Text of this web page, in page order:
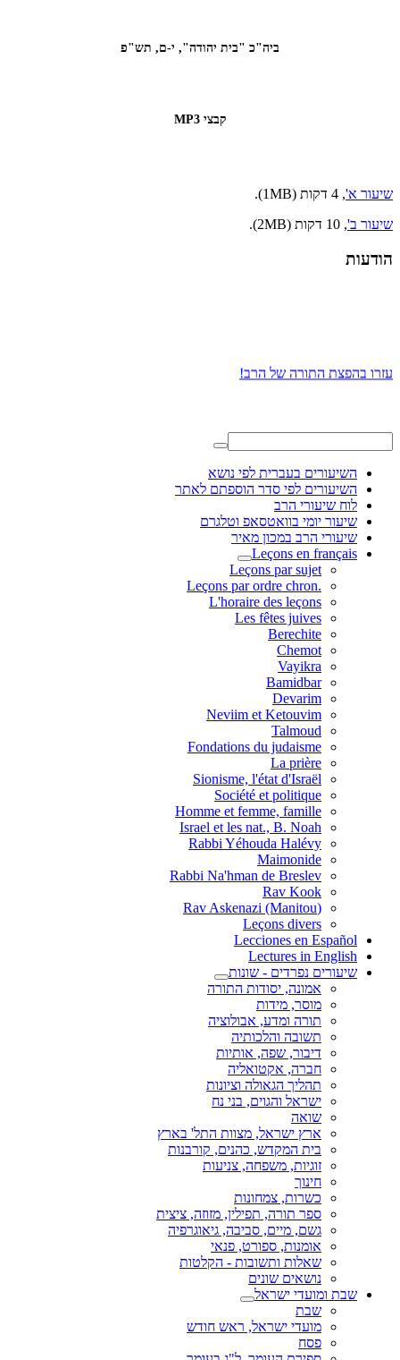
ביה"כ "בית יהודה", י-ם, תש"פ
קבצי MP3
שיעור א', 4 דקות (1MB).
שיעור ב', 10 דקות (2MB).
הודעות
עזרו בהפצת התורה של הרב!
השיעורים בעברית לפי נושא
השיעורים לפי סדר הוספתם לאתר
לוח שיעורי הרב
שיעור יומי בוואטסאפ וטלגרם
שיעורי הרב במכון מאיר
Leçons en français
Leçons par sujet
.Leçons par ordre chron
L'horaire des leçons
Les fêtes juives
Berechite
Chemot
Vayikra
Bamidbar
Devarim
Neviim et Ketouvim
Talmoud
Fondations du judaisme
La prière
Sionisme, l'état d'Israël
Société et politique
Homme et femme, famille
Israel et les nat., B. Noah
Rabbi Yéhouda Halévy
Maimonide
Rabbi Na'hman de Breslev
Rav Kook
(Rav Askenazi (Manitou
Leçons divers
Lecciones en Español
Lectures in English
שיעורים נפרדים - שונות
אמונה, יסודות התורה
מוסר, מידות
תורה ומדע, אבולוציה
תשובה והלכותיה
דיבור, שפה, אותיות
חברה, אקטואליה
תהליך הגאולה וציונות
ישראל והגוים, בני נח
שואה
ארץ ישראל, מצוות התל' בארץ
בית המקדש, כהנים, קורבנות
זוגיות, משפחה, צניעות
חינוך
כשרות, צמחונות
ספר תורה, תפילין, מזוזה, ציצית
גשם, מיים, סביבה, גיאוגרפיה
אומנות, ספורט, פנאי
שאלות ותשובות - הקלטות
נושאים שונים
שבת ומועדי ישראל
שבת
מועדי ישראל, ראש חודש
פסח